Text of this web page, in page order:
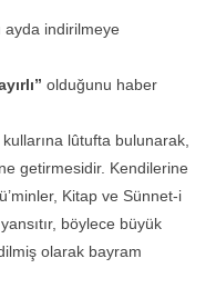
ayda indirilmeye
olduğunu haber
lûtufta bulunarak,
getirmesidir. Kendilerine
Kitap ve Sünnet-i
böylece büyük
olarak bayram